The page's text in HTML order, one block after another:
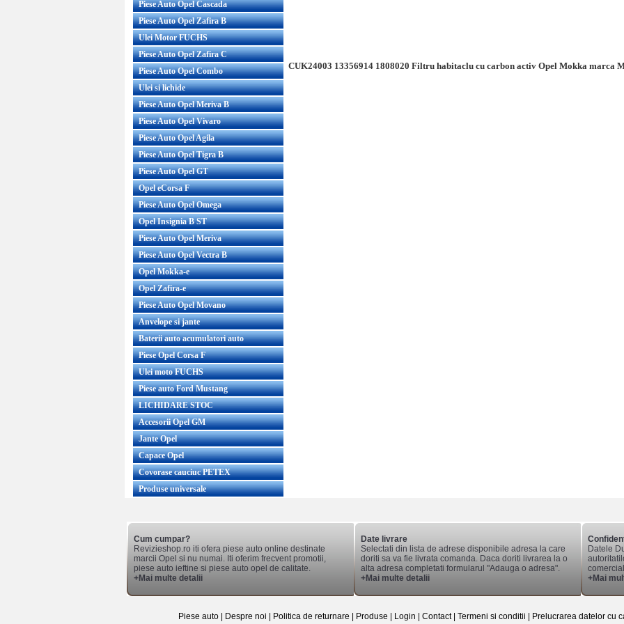
Piese Auto Opel Cascada
Piese Auto Opel Zafira B
Ulei Motor FUCHS
Piese Auto Opel Zafira C
Piese Auto Opel Combo
Ulei si lichide
Piese Auto Opel Meriva B
Piese Auto Opel Vivaro
Piese Auto Opel Agila
Piese Auto Opel Tigra B
Piese Auto Opel GT
Opel eCorsa F
Piese Auto Opel Omega
Opel Insignia B ST
Piese Auto Opel Meriva
Piese Auto Opel Vectra B
Opel Mokka-e
Opel Zafira-e
Piese Auto Opel Movano
Anvelope si jante
Baterii auto acumulatori auto
Piese Opel Corsa F
Ulei moto FUCHS
Piese auto Ford Mustang
LICHIDARE STOC
Accesorii Opel GM
Jante Opel
Capace Opel
Covorase cauciuc PETEX
Produse universale
CUK24003 13356914 1808020 Filtru habitaclu cu carbon activ Opel Mokka marca
Cum cumpar?
Revizieshop.ro iti ofera piese auto online destinate
marcii Opel si nu numai. Iti oferim frecvent promotii,
piese auto ieftine si piese auto opel de calitate.
+Mai multe detalii
Date livrare
Selectati din lista de adrese disponibile adresa la care
doriti sa va fie livrata comanda. Daca doriti livrarea la o
alta adresa completati formularul "Adauga o adresa".
+Mai multe detalii
Datele
+Mai
Piese auto Despre noi Politica de returnare Produse Login Contact| Termeni si conditii Prelucrarea datelor cu